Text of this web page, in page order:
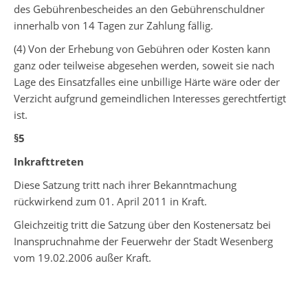
des Gebührenbescheides an den Gebührenschuldner
innerhalb von 14 Tagen zur Zahlung fällig.
(4) Von der Erhebung von Gebühren oder Kosten kann
ganz oder teilweise abgesehen werden, soweit sie nach
Lage des Einsatzfalles eine unbillige Härte wäre oder der
Verzicht aufgrund gemeindlichen Interesses gerechtfertigt
ist.
§5
Inkrafttreten
Diese Satzung tritt nach ihrer Bekanntmachung
rückwirkend zum 01. April 2011 in Kraft.
Gleichzeitig tritt die Satzung über den Kostenersatz bei
Inanspruchnahme der Feuerwehr der Stadt Wesenberg
vom 19.02.2006 außer Kraft.